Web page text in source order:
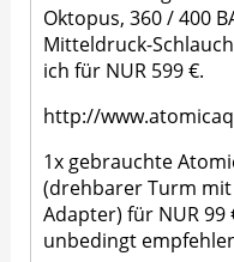
Oktopus, 360 / 400
Mitteldruck-
ich für NUR 599 €.
http://
1x gebrauchte
(drehbarer Turm mit
Adapter) für NUR 99
unbedingt